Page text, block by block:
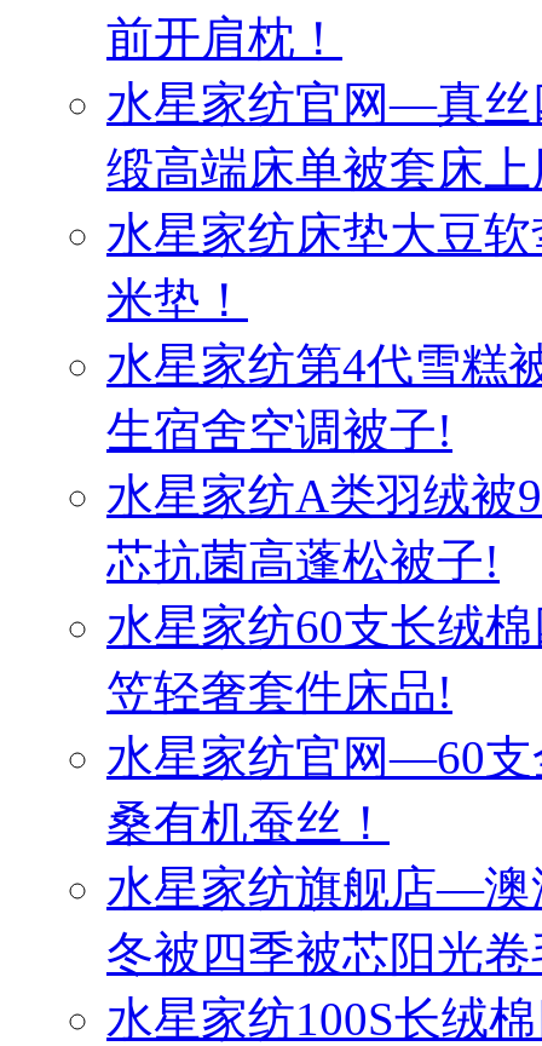
前开肩枕！
水星家纺官网—真丝
缎高端床单被套床
水星家纺床垫大豆
米垫！
水星家纺第4代雪糕
生宿舍空调被子!
水星家纺A类羽绒被
芯抗菌高蓬松被子!
水星家纺60支长绒
笠轻奢套件床品!
水星家纺官网—60
桑有机蚕丝！
水星家纺旗舰店—澳
冬被四季被芯阳光
水星家纺100S长绒